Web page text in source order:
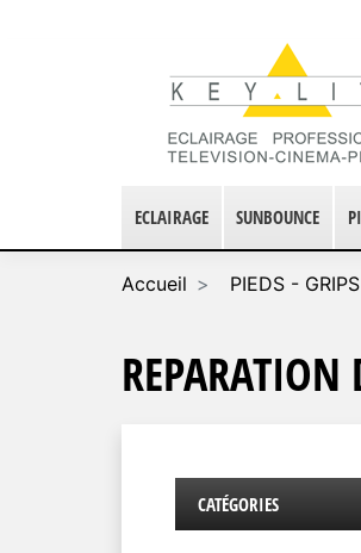
ECLAIRAGE SUNBOUNCE
Accueil PIEDS -
REPARATION
CATÉGORIES